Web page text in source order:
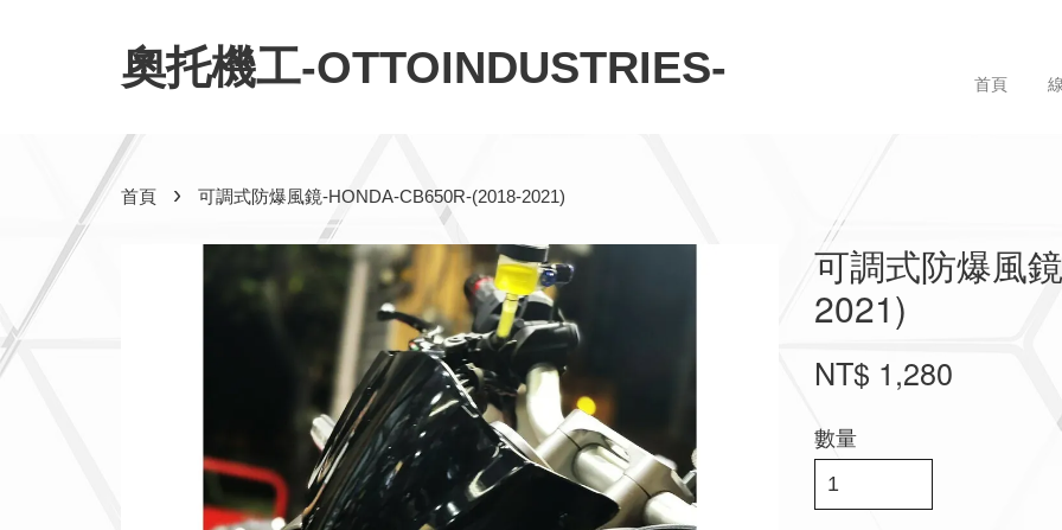
奧托機工-OTTOINDUSTRIES- 首頁
首頁 › 可調式防爆風鏡-HONDA-CB650R-(2018-2021)
可調式防爆風
2021)
NT$ 1,280
數量